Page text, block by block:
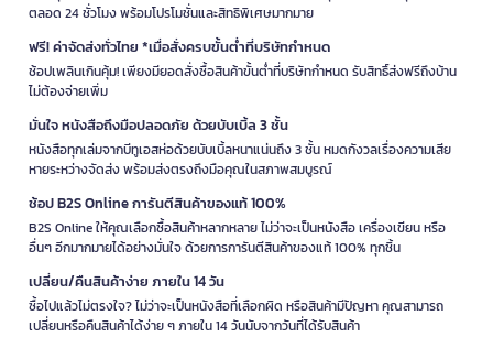
ตลอด 24 ชั่วโมง พร้อมโปรโมชั่นและสิทธิพิเศษมากมาย
ฟรี! ค่าจัดส่งทั่วไทย *เมื่อสั่งครบขั้นต่ำที่บริษัทกำหนด
ช้อปเพลินเกินคุ้ม! เพียงมียอดสั่งซื้อสินค้าขั้นต่ำที่บริษัทกำหนด รับสิทธิ์ส่งฟรีถึงบ้าน
ไม่ต้องจ่ายเพิ่ม
มั่นใจ หนังสือถึงมือปลอดภัย ด้วยบับเบิ้ล 3 ชั้น
หนังสือทุกเล่มจากบีทูเอสห่อด้วยบับเบิ้ลหนาแน่นถึง 3 ชั้น หมดกังวลเรื่องความเสีย
หายระหว่างจัดส่ง พร้อมส่งตรงถึงมือคุณในสภาพสมบูรณ์
ช้อป B2S Online การันตีสินค้าของแท้ 100%
B2S Online ให้คุณเลือกซื้อสินค้าหลากหลาย ไม่ว่าจะเป็นหนังสือ เครื่องเขียน หรือ
อื่นๆ อีกมากมายได้อย่างมั่นใจ ด้วยการการันตีสินค้าของแท้ 100% ทุกชิ้น
เปลี่ยน/คืนสินค้าง่าย ภายใน 14 วัน
ซื้อไปแล้วไม่ตรงใจ? ไม่ว่าจะเป็นหนังสือที่เลือกผิด หรือสินค้ามีปัญหา คุณสามารถ
เปลี่ยนหรือคืนสินค้าได้ง่าย ๆ ภายใน 14 วันนับจากวันที่ได้รับสินค้า